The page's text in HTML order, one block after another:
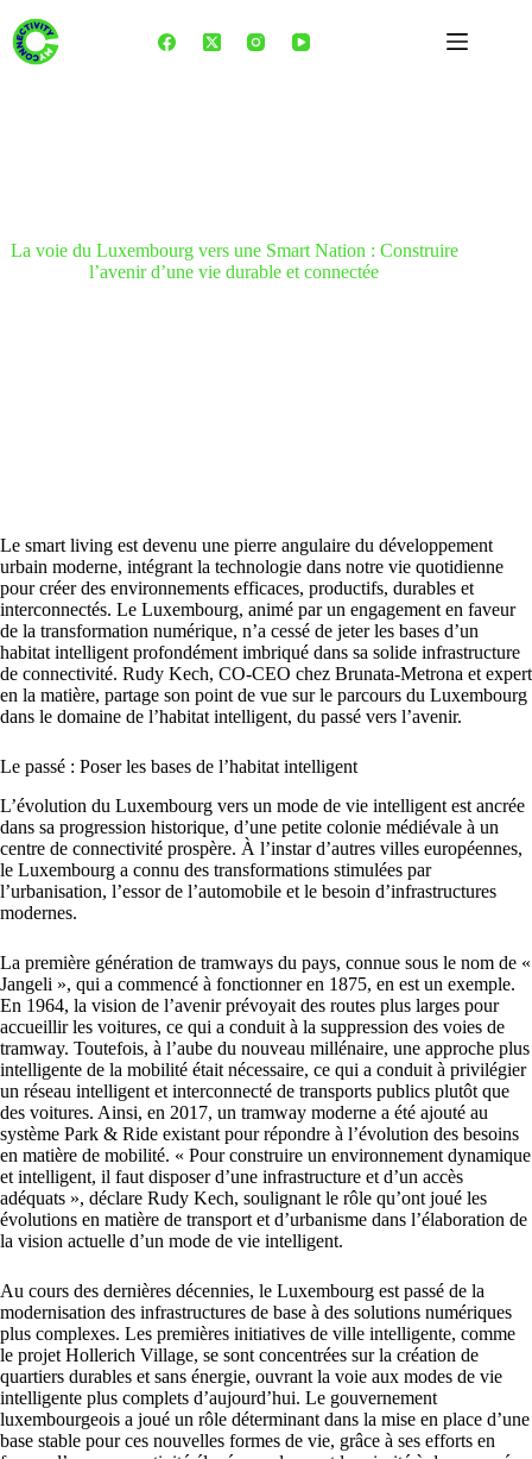
content
La voie du Luxembourg vers une Smart Nation : Construire
l’avenir d’une vie durable et connectée
Le smart living est devenu une pierre angulaire du développement
urbain moderne, intégrant la technologie dans notre vie quotidienne
pour créer des environnements efficaces, productifs, durables et
interconnectés. Le Luxembourg, animé par un engagement en faveur
de la transformation numérique, n’a cessé de jeter les bases d’un
habitat intelligent profondément imbriqué dans sa solide infrastructure
de connectivité. Rudy Kech, CO-CEO chez Brunata-Metrona et expert
en la matière, partage son point de vue sur le parcours du Luxembourg
dans le domaine de l’habitat intelligent, du passé vers l’avenir.
Le passé : Poser les bases de l’habitat intelligent
L’évolution du Luxembourg vers un mode de vie intelligent est ancrée
dans sa progression historique, d’une petite colonie médiévale à un
centre de connectivité prospère. À l’instar d’autres villes européennes,
le Luxembourg a connu des transformations stimulées par
l’urbanisation, l’essor de l’automobile et le besoin d’infrastructures
modernes.
La première génération de tramways du pays, connue sous le nom de «
Jangeli », qui a commencé à fonctionner en 1875, en est un exemple.
En 1964, la vision de l’avenir prévoyait des routes plus larges pour
accueillir les voitures, ce qui a conduit à la suppression des voies de
tramway. Toutefois, à l’aube du nouveau millénaire, une approche plus
intelligente de la mobilité était nécessaire, ce qui a conduit à privilégier
un réseau intelligent et interconnecté de transports publics plutôt que
des voitures. Ainsi, en 2017, un tramway moderne a été ajouté au
système Park & Ride existant pour répondre à l’évolution des besoins
en matière de mobilité. « Pour construire un environnement dynamique
et intelligent, il faut disposer d’une infrastructure et d’un accès
adéquats », déclare Rudy Kech, soulignant le rôle qu’ont joué les
évolutions en matière de transport et d’urbanisme dans l’élaboration de
la vision actuelle d’un mode de vie intelligent.
Au cours des dernières décennies, le Luxembourg est passé de la
modernisation des infrastructures de base à des solutions numériques
plus complexes. Les premières initiatives de ville intelligente, comme
le projet Hollerich Village, se sont concentrées sur la création de
quartiers durables et sans énergie, ouvrant la voie aux modes de vie
intelligente plus complets d’aujourd’hui. Le gouvernement
luxembourgeois a joué un rôle déterminant dans la mise en place d’une
base stable pour ces nouvelles formes de vie, grâce à ses efforts en